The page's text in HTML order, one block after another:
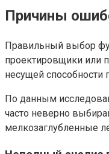
Причины
Правильный выбор
проектировщики или
несущей способности
По данным
часто неверно
мелкозаглубленные